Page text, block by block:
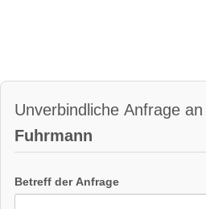
Unverbindliche Anfrage an
Fuhrmann
Betreff der Anfrage